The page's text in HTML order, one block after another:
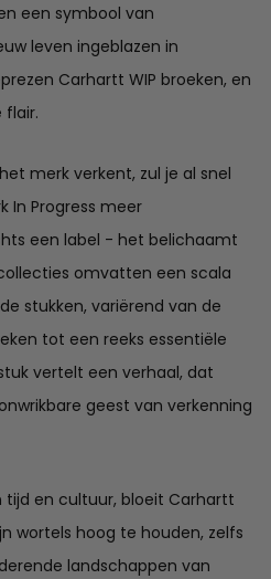
een symbool van
leven ingeblazen in
Carhartt WIP broeken, en
flair.
merk verkent, zul je al snel
In Progress meer
een label - het belichaamt
omvatten een scala
stukken, variërend van de
tot een reeks essentiële
vertelt een verhaal, dat
geest van verkenning
tijd en cultuur, bloeit Carhartt
wortels hoog te houden, zelfs
landschappen van